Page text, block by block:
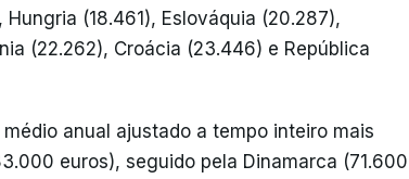
(18.461), Eslováquia (20.287),
(22.262), Croácia (23.446) e República
anual ajustado a tempo inteiro mais
euros), seguido pela Dinamarca (71.600